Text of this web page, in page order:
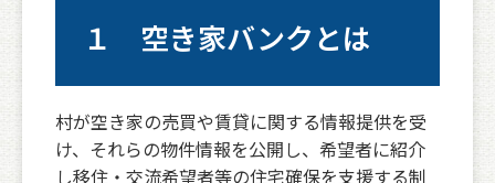
１ 空き家バンクとは
村が空き家の売買や賃貸に関する情報提供を受
け、それらの物件情報を公開し、希望者に紹介
し移住・交流希望者等の住宅確保を支援する制